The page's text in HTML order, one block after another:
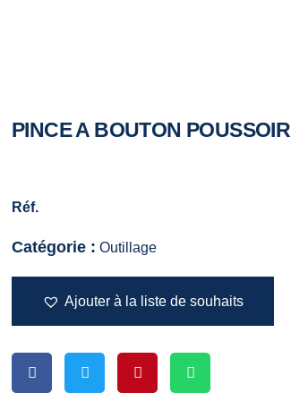
PINCE A BOUTON POUSSOIR
Réf.
Catégorie : Outillage
Ajouter à la liste de souhaits